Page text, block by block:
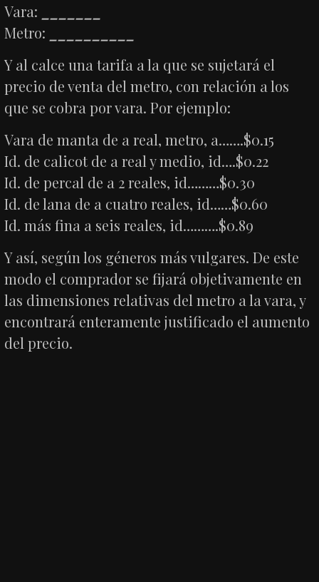
Vara:
Metro:
Y al calce una tarifa a la que se sujetará el
precio de venta del metro, con relación a los
que se cobra por vara. Por ejemplo:
Vara de manta de a real, metro, a…….$0.15
Id. de calicot de a real y medio, id….$0.22
Id. de percal de a 2 reales, id………$0.30
Id. de lana de a cuatro reales, id……$0.60
Id. más fina a seis reales, id……….$0.89
Y así, según los géneros más vulgares. De este
modo el comprador se fijará objetivamente en
las dimensiones relativas del metro a la vara, y
encontrará enteramente justificado el aumento
del precio.